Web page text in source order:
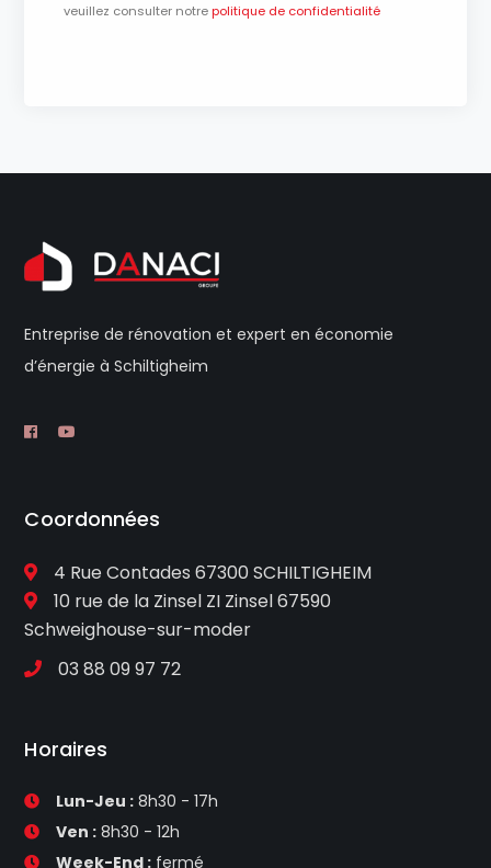
veuillez consulter notrepolitique de confidentialité
Entreprise de rénovation et expert en économie
d’énergie à Schiltigheim
Coordonnées
4 Rue Contades 67300 SCHILTIGHEIM
10 rue de la Zinsel ZI Zinsel 67590
Schweighouse-sur-moder
03 88 09 97 72
Horaires
Lun-Jeu : 8h30 - 17h
Ven : 8h30 - 12h
Week-End : fermé